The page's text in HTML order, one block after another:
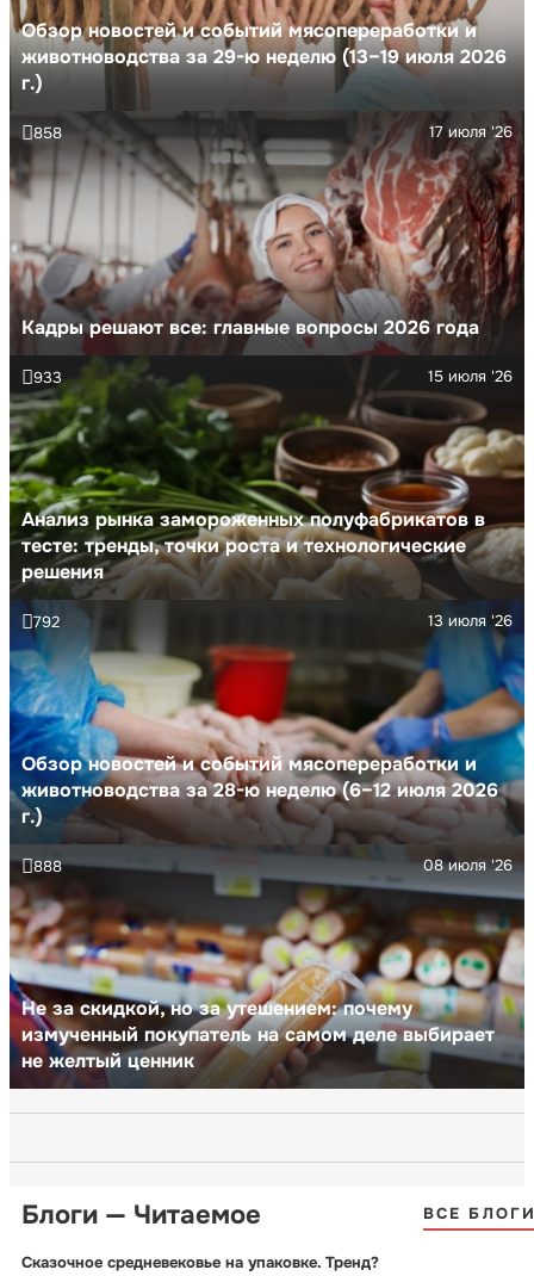
Обзор новостей и событий мясопереработки и
животноводства за 29-ю неделю (13–19 июля 2026
г.)
Кадры решают все: главные вопросы 2026 года
17 июля '26
858
Анализ рынка замороженных полуфабрикатов в
тесте: тренды, точки роста и технологические
решения
15 июля '26
933
Обзор новостей и событий мясопереработки и
животноводства за 28-ю неделю (6–12 июля 2026
г.)
13 июля '26
792
Не за скидкой, но за утешением: почему
измученный покупатель на самом деле выбирает
не желтый ценник
08 июля '26
888
Блоги — Читаемое ВСЕ
Сказочное средневековье на упаковке. Тренд?